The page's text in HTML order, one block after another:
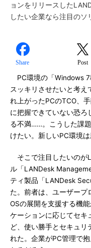
ョンをリリースした
したい企業なら注目のソ
Share Post
PC環境の「Windows 7
スッキリさせたいと考
れ上がったPCのTCO、
に把握できていない恐ろ
る不満……。こうした課
けたい。新しいPC環境
そこで注目したいのが
ル「LANDesk
ティ製品「LANDesk
た。前者は、ユーザープ
OSの展開を支援する機
ケーションに応じてセキ
ど、使い勝手とセキュリ
れた。企業がPC管理で